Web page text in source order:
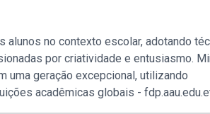
alunos no contexto escolar, adotando
por criatividade e entusiasmo.
uma geração excepcional, utilizando
acadêmicas globais -